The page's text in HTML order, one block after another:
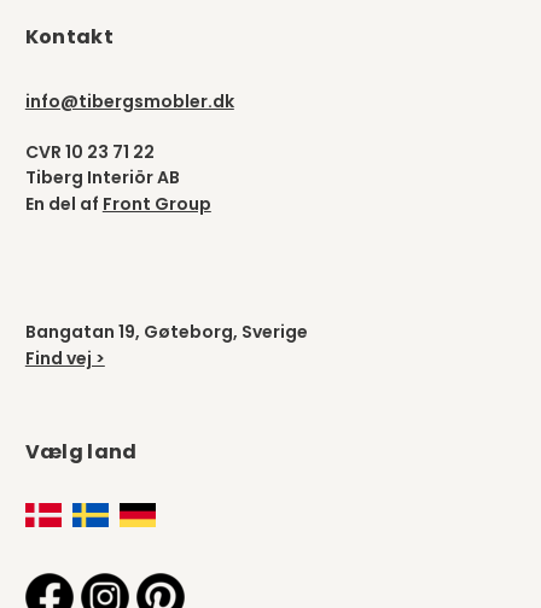
Kontakt
info@tibergsmobler.dk
CVR 10 23 71 22
Tiberg Interiör AB
En del af Front Group
Bangatan 19, Gøteborg, Sverige
Find vej >
Vælg land